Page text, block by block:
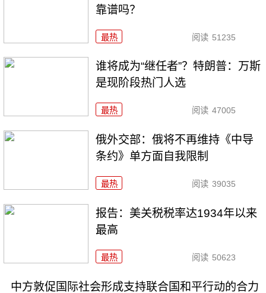
靠谱吗？
最热 阅读 51235
谁将成为“继任者”？特朗普：万斯
是现阶段热门人选
最热 阅读 47005
俄外交部：俄将不再维持《中导
条约》单方面自我限制
最热 阅读 39035
报告：美关税税率达1934年以来
最高
最热 阅读 50623
中方敦促国际社会形成支持联合国和平行动的合力